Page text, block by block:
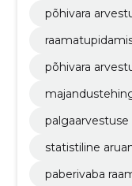
põhivara
põhivara
statistiline
paberivaba